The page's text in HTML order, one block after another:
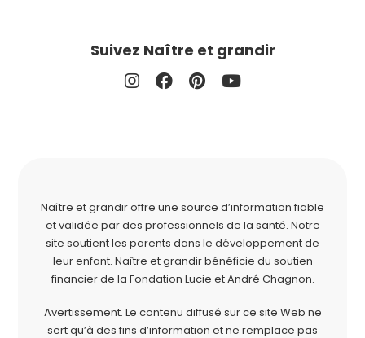
Suivez Naître et grandir
Naître et grandir offre une source d’information fiable
et validée par des professionnels de la santé. Notre
site soutient les parents dans le développement de
leur enfant. Naître et grandir bénéficie du soutien
financier de la Fondation Lucie et André Chagnon.
Avertissement. Le contenu diffusé sur ce site Web ne
sert qu’à des fins d’information et ne remplace pas